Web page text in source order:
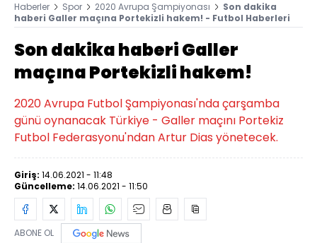
Haberler Spor 2020 Avrupa Şampiyonası
Son dakika
haberi Galler maçına Portekizli hakem! - Futbol Haberleri
Son dakika haberi Galler
maçına Portekizli hakem!
2020 Avrupa Futbol Şampiyonası'nda çarşamba
günü oynanacak Türkiye - Galler maçını Portekiz
Futbol Federasyonu'ndan Artur Dias yönetecek.
Giriş: 14.06.2021 - 11:48
Güncelleme: 14.06.2021 - 11:50
ABONE OL